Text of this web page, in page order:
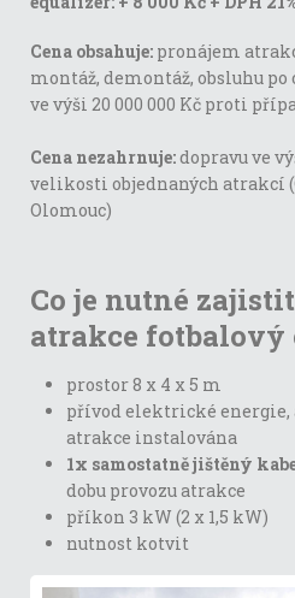
Cena obsahuje: pronájem
montáž, demontáž, obsluhu po
ve výši 20 000 000 Kč proti
Cena nezahrnuje:dopravu ve
velikosti objednaných atrakcí
Olomouc)
Co je nutné
atrakce fotbalový
prostor 8 x 4 x 5 m
přívod elektrické energie,
atrakce instalována
1x samostatně jištěný
dobu provozu atrakce
příkon 3 kW (2 x 1,5 kW)
nutnost kotvit